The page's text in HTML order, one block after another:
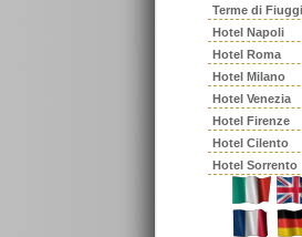
Terme di Fiuggi
Hotel Napoli
Hotel Roma
Hotel Milano
Hotel Venezia
Hotel Firenze
Hotel Cilento
Hotel Sorrento